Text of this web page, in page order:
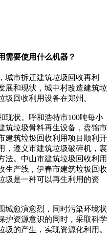
需要使用什么机器？
城市拆迁建筑垃圾回收再利
展和现状，城中村改造建筑垃
回收利用设备在郑州。
现状。呼和浩特市100吨每小
筑垃圾骨料再生设备，盘锦市
建筑垃圾回收利用项目顺利开
，遵义市建筑垃圾破碎机，襄
法。中山市建筑垃圾回收利用
生产线，伊春市建筑垃圾回收
圾是一种可以再生利用的资
城愈演愈烈，同时污染环境状
护资源意识的同时，采取科学
的产生，实现资源化利用。